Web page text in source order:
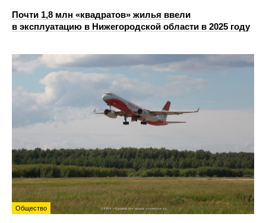
Почти 1,8 млн «квадратов» жилья ввели
в эксплуатацию в Нижегородской области в 2025 году
Общество